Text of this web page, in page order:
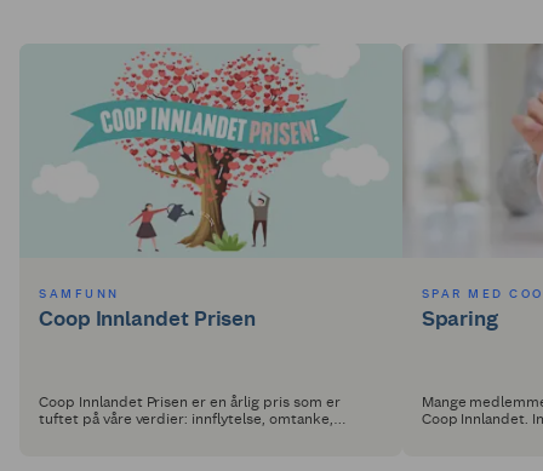
SAMFUNN
Coop Innlandet Prisen
Coop Innlandet Prisen er en årlig pris som er
tuftet på våre verdier: innflytelse, omtanke,
SPAR MED
Sparing
Mange
Coop Innlandet.